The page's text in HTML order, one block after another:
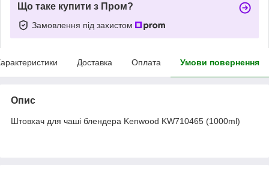
Що таке купити з Пром?
Замовлення під захистом
Доставка Оплата Умови повернення
Опис
Штовхач для чаші блендера Kenwood KW710465 (1000ml)